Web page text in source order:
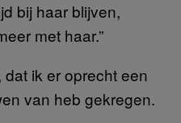
bij haar blijven,
met haar.”
ik er oprecht een
van heb gekregen.